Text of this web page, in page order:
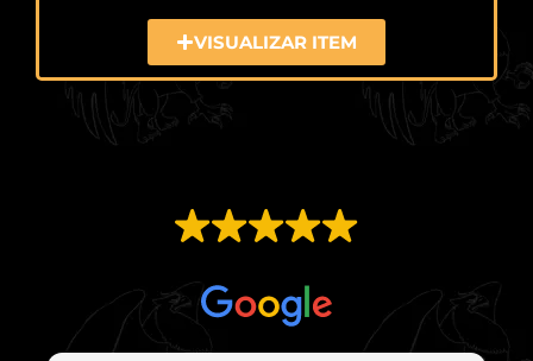
VISUALIZAR ITEM